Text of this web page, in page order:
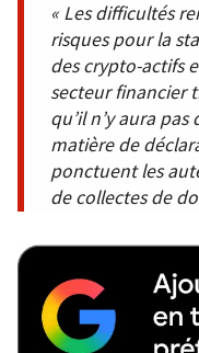
« Les difficultés
risques pour la
des crypto-actifs
secteur financier
qu’il n’y aura
matière de
ponctuent les
de collectes de